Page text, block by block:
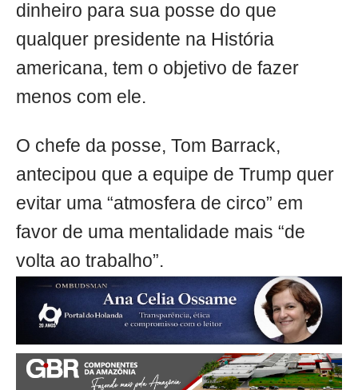
dinheiro para sua posse do que
qualquer presidente na História
americana, tem o objetivo de fazer
menos com ele.
O chefe da posse, Tom Barrack,
antecipou que a equipe de Trump quer
evitar uma “atmosfera de circo” em
favor de uma mentalidade mais “de
volta ao trabalho”.